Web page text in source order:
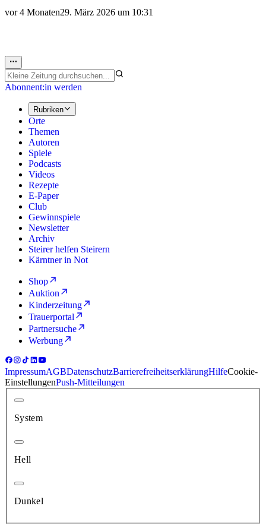
vor 4 Monaten29. März 2026 um 10:31
Abonnent:in werden
Rubriken
Orte
Themen
Autoren
Spiele
Podcasts
Videos
Rezepte
E-Paper
Club
Gewinnspiele
Newsletter
Archiv
Steirer helfen Steirern
Kärntner in Not
Shop
Auktion
Kinderzeitung
Trauerportal
Partnersuche
Werbung
ImpressumAGBDatenschutzBarrierefreiheitserklärungHilfeCookie-
EinstellungenPush-Mitteilungen
System
Hell
Dunkel